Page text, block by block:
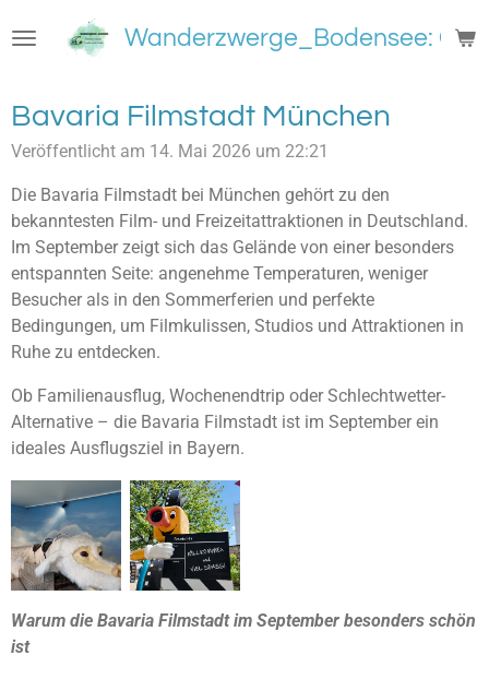
Hauptinhalt
Wanderzwerge_Bodensee:
Bavaria Filmstadt München
Veröffentlicht am 14. Mai 2026 um 22:21
Die Bavaria Filmstadt bei München gehört zu den
bekanntesten Film- und Freizeitattraktionen in Deutschland.
Im September zeigt sich das Gelände von einer besonders
entspannten Seite: angenehme Temperaturen, weniger
Besucher als in den Sommerferien und perfekte
Bedingungen, um Filmkulissen, Studios und Attraktionen in
Ruhe zu entdecken.
Ob Familienausflug, Wochenendtrip oder Schlechtwetter-
Alternative – die Bavaria Filmstadt ist im September ein
ideales Ausflugsziel in Bayern.
Warum die Bavaria Filmstadt im September besonders schön
ist